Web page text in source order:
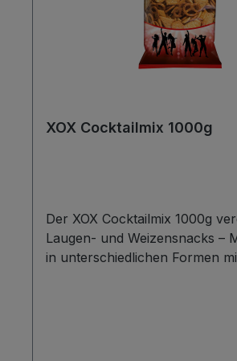
XOX Cocktailmix 1000g
Der XOX Cocktailmix 1000g
Laugen- und Weizensnacks –
in unterschiedlichen Formen